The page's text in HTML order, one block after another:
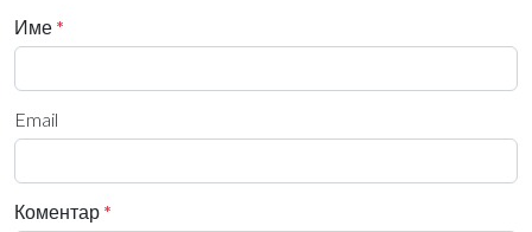
Име *
Email
Коментар *